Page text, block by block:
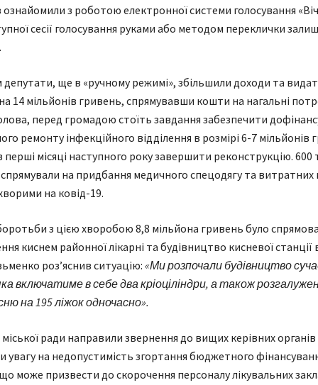
ознайомили з роботою електронної системи голосування
сесії голосування руками або методом переклички
депутати, ще в «ручному режимі», збільшили доходи та
14 мільйонів гривень, спрямувавши кошти на нагальні
перед громадою стоїть завдання забезпечити
ремонту інфекційного відділення в розмірі 6-7 мільйонів
місяці наступного року завершити реконструкцію. 600
на придбання медичного спецодягу та витратних
на ковід-19.
з цією хворобою 8,8 мільйона гривень було
киснем районної лікарні та будівництво кисневої станції в
роз’яснив ситуацію: «Ми розпочали будівництво
включатиме в себе два кріоціліндри, а також
на 195 ліжок одночасно».
ради направили звернення до вищих керівних
увагу на недопустимість згортання бюджетного
може призвести до скорочення персоналу лікувальних